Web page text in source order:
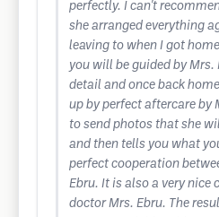
perfectly. I can't
she arranged everything
leaving to when I got
you will be guided by
detail and once back
up by perfect aftercare by
to send photos that she
and then tells you what
perfect cooperation
Ebru. It is also a very nice
doctor Mrs. Ebru. The